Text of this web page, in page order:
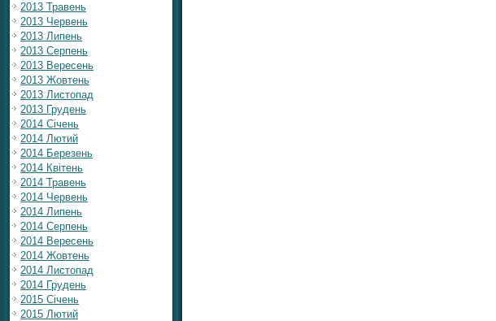
2013 Травень
2013 Червень
2013 Липень
2013 Серпень
2013 Вересень
2013 Жовтень
2013 Листопад
2013 Грудень
2014 Січень
2014 Лютий
2014 Березень
2014 Квітень
2014 Травень
2014 Червень
2014 Липень
2014 Серпень
2014 Вересень
2014 Жовтень
2014 Листопад
2014 Грудень
2015 Січень
2015 Лютий